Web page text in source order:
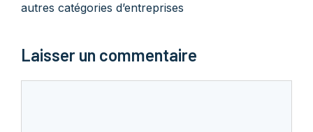
autres catégories d’entreprises
Laisser un commentaire